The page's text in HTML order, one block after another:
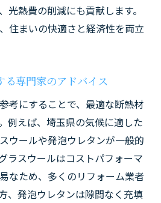
光熱費の削減にも貢献します。
住まいの快適さと経済性を両立
る専門家のアドバイス
考にすることで、最適な断熱材
例えば、埼玉県の気候に適した
ウールや発泡ウレタンが一般的
ラスウールはコストパフォーマ
なため、多くのリフォーム業者
、発泡ウレタンは隙間なく充填